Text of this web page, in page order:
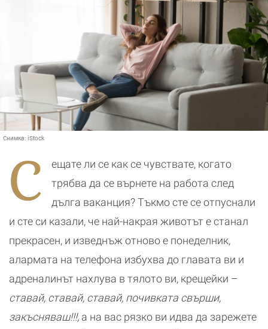
Снимка: iStock
С
ещате ли се как се чувствате, когато
трябва да се върнете на работа след
дълга ваканция? Тъкмо сте се отпуснали
и сте си казали, че най-накрая животът е станал
прекрасен, и изведнъж отново е понеделник,
алармата на телефона избухва до главата ви и
адреналинът нахлува в тялото ви, крещейки –
ставай, ставай, ставай, почивката свърши,
закъсняваш!!!, а на вас рязко ви идва да зарежете